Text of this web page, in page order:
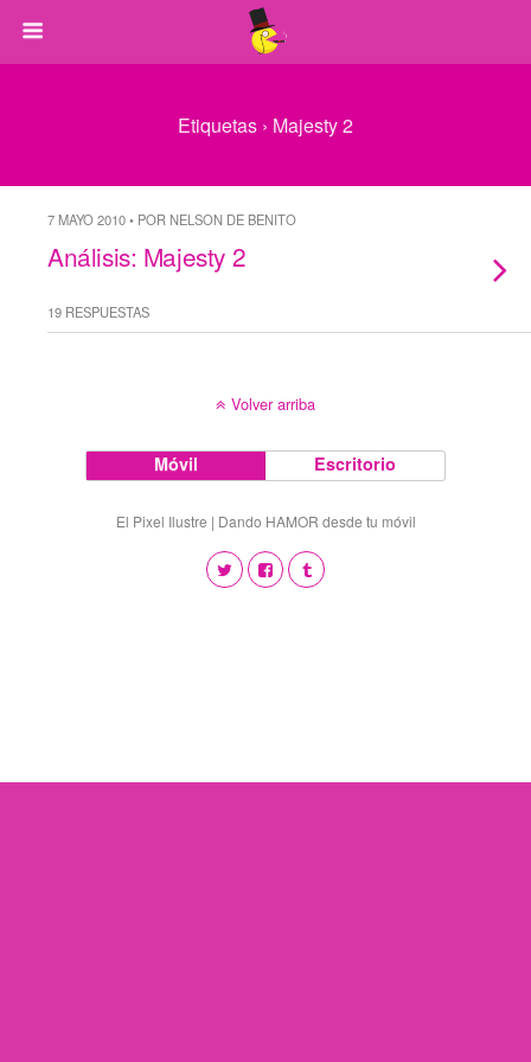
Etiquetas › Majesty 2
7 MAYO 2010 • POR NELSON DE BENITO
Análisis: Majesty 2
19 RESPUESTAS
Volver arriba
Móvil Escritorio
El Pixel Ilustre | Dando HAMOR desde tu móvil